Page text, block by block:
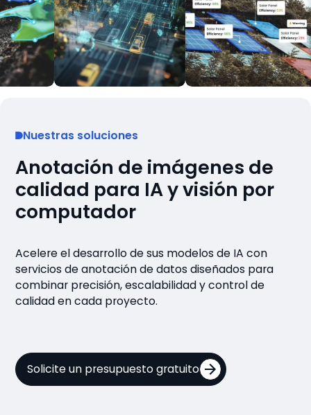
Nuestras soluciones
Anotación de imágenes de
calidad para IA y visión por
computador
Acelere el desarrollo de sus modelos de IA con
servicios de anotación de datos diseñados para
combinar precisión, escalabilidad y control de
calidad en cada proyecto.
Solicite un presupuesto gratuito